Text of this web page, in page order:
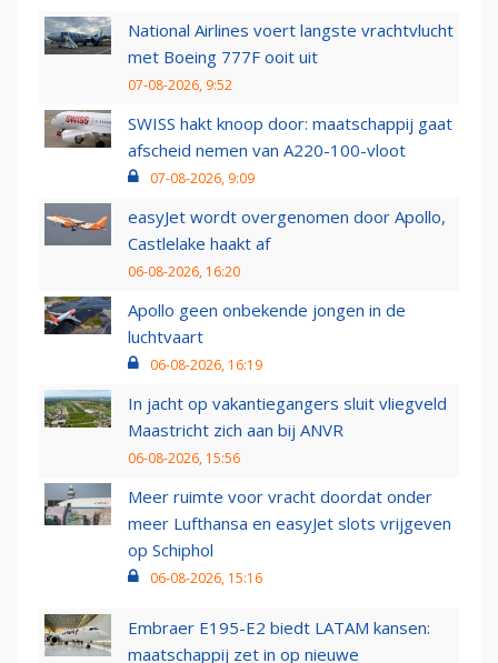
National Airlines voert langste vrachtvlucht
met Boeing 777F ooit uit
07-08-2026, 9:52
SWISS hakt knoop door: maatschappij gaat
afscheid nemen van A220-100-vloot
07-08-2026, 9:09
easyJet wordt overgenomen door Apollo,
Castlelake haakt af
06-08-2026, 16:20
Apollo geen onbekende jongen in de
luchtvaart
06-08-2026, 16:19
In jacht op vakantiegangers sluit vliegveld
Maastricht zich aan bij ANVR
06-08-2026, 15:56
Meer ruimte voor vracht doordat onder
meer Lufthansa en easyJet slots vrijgeven
op Schiphol
06-08-2026, 15:16
Embraer E195-E2 biedt LATAM kansen:
maatschappij zet in op nieuwe